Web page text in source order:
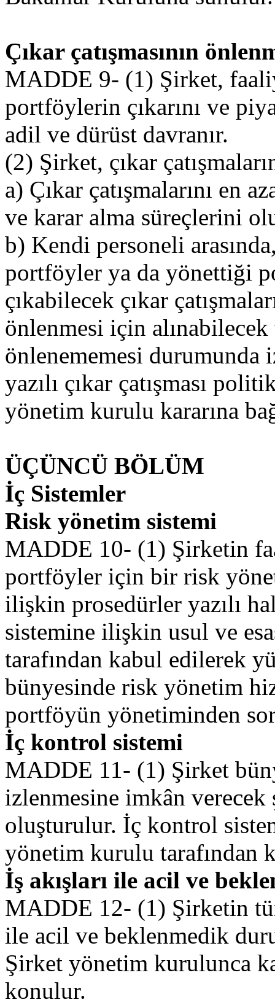
Çıkar çatışmasının
MADDE 9- (1) Şirket,
portföylerin çıkarını ve
adil ve dürüst davranır.
(2) Şirket, çıkar
a) Çıkar çatışmalarını en
ve karar alma süreçlerini
b) Kendi personeli
portföyler ya da yönettiği
çıkabilecek çıkar
önlenmesi için alınabilecek
önlenememesi durumunda
yazılı çıkar çatışması
yönetim kurulu kararına
ÜÇÜNCÜ BÖLÜM
İç Sistemler
Risk yönetim sistemi
MADDE 10- (1) Şirketin
portföyler için bir risk
ilişkin prosedürler yazılı
sistemine ilişkin usul ve
tarafından kabul edilerek
bünyesinde risk yönetim
portföyün yönetiminden
İç kontrol sistemi
MADDE 11- (1) Şirket
izlenmesine imkân
oluşturulur. İç kontrol
yönetim kurulu tarafından
İş akışları ile acil ve
MADDE 12- (1) Şirketin
ile acil ve beklenmedik
Şirket yönetim kurulunca
konulur.